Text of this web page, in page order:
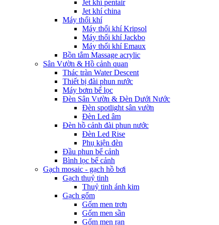
Jet khí pentair
Jet khí china
Máy thổi khí
Máy thổi khí Kripsol
Máy thổi khí Jackbo
Máy thổi khí Emaux
Bồn tắm Massage acrylic
Sân Vườn & Hồ cảnh quan
Thác tràn Water Descent
Thiết bị đài phun nước
Máy bơm bể lọc
Đèn Sân Vườn & Đèn Dưới Nước
Đèn spotlight sân vườn
Đèn Led âm
Đèn hồ cảnh đài phun nước
Đèn Led Rise
Phụ kiện đèn
Đầu phun bể cảnh
Bình lọc bể cảnh
Gạch mosaic - gạch hồ bơi
Gạch thuỷ tinh
Thuỷ tinh ánh kim
Gạch gốm
Gốm men trơn
Gốm men sần
Gốm men rạn